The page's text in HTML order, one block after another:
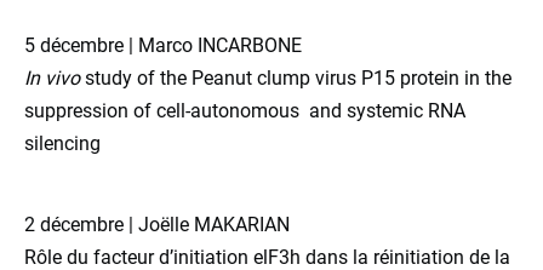
5 décembre | Marco INCARBONE
In vivostudy of the Peanut clump virus P15 protein in the
suppression of cell-autonomous and systemic RNA
silencing
2 décembre | Joëlle MAKARIAN
Rôle du facteur d’initiation elF3h dans la réinitiation de la